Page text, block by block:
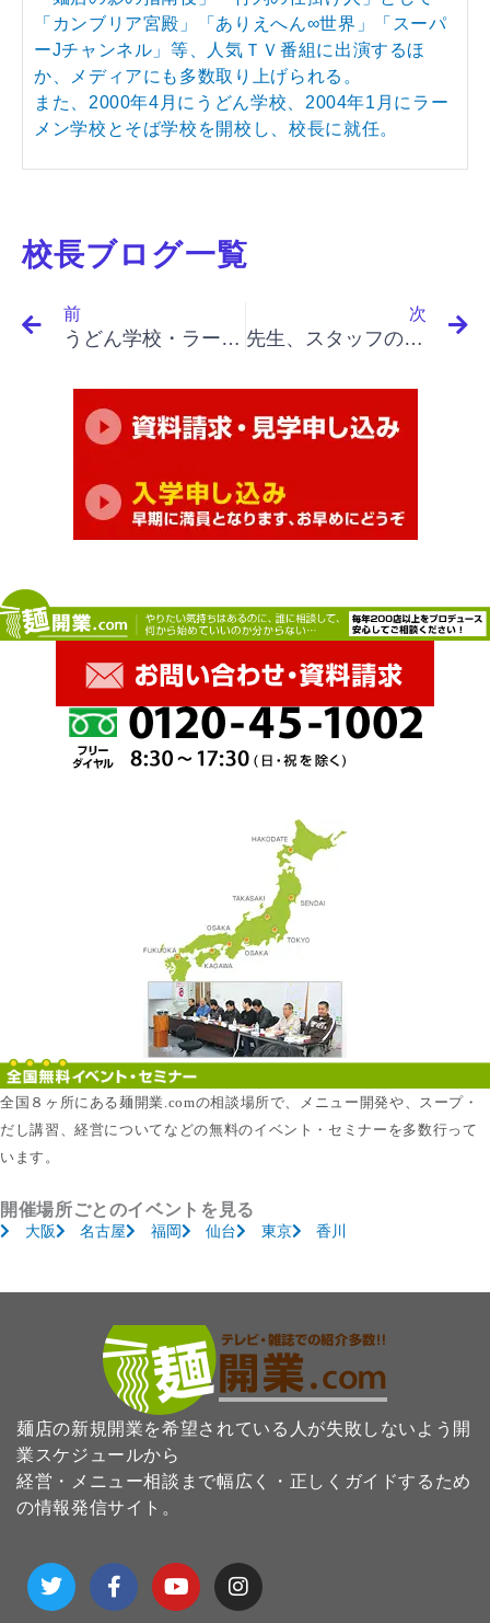
「カンブリア宮殿」「ありえへん∞世界」「スーパ
ーJチャンネル」等、人気ＴＶ番組に出演するほ
か、メディアにも多数取り上げられる。
また、2000年4月にうどん学校、2004年1月にラー
メン学校とそば学校を開校し、校長に就任。
校長ブログ一覧
前
うどん学校・ラーメン学校・そば学校・パスタ学校で開業&成果アップ｜「イノベーションと起業家精神（最終）」「若手との会合、イノベーションの評価、個々のプロジェクトの評価」
次
先生、スタッフの皆さんはとてもフレンドリーで知識が豊富でした。
全国８ヶ所にある麺開業.comの相談場所で、メニュー開発や、スープ・
だし講習、経営についてなどの無料のイベント・セミナーを多数行って
います。
開催場所ごとのイベントを見る
大阪 名古屋 福岡 仙台 東京 香川
麺店の新規開業を希望されている人が失敗しないよう開
業スケジュールから
経営・メニュー相談まで幅広く・正しくガイドするため
の情報発信サイト。
T
w
i
F
a
c
Y
o
u
I
n
s